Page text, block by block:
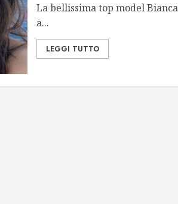
La bellissima top model
a...
LEGGI TUTTO